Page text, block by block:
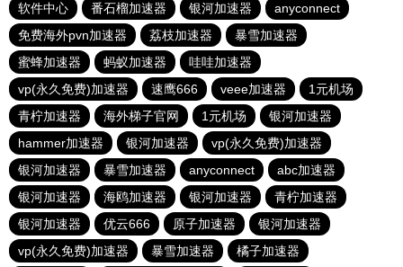
软件中心
番石榴加速器 银河加速器
anyconnect
免费海外pvn加速器
荔枝加速器
暴雪加速器
蜜蜂加速器
蚂蚁加速器
哇哇加速器
vp(永久免费)加速器
速鹰666 veee加速器
1元机场
青柠加速器
海外梯子官网 1元机场
银河加速器
hammer加速器
银河加速器
vp(永久免费)加速器
银河加速器
暴雪加速器 anyconnect
abc加速器
银河加速器
海鸥加速器 银河加速器
青柠加速器
银河加速器
优云666 原子加速器
银河加速器
vp(永久免费)加速器
暴雪加速器 橘子加速器